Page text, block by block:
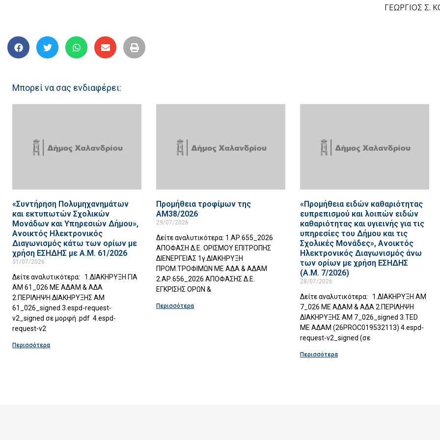
ΓΕΩΡΓΙΟΣ Σ.
Μπορεί να σας ενδιαφέρει:
«Συντήρηση Πολυμηχανημάτων
και εκτυπωτών Σχολικών
Μονάδων και Υπηρεσιών Δήμου»,
Ανοικτός Ηλεκτρονικός
Διαγωνισμός κάτω των ορίων με
χρήση ΕΣΗΔΗΣ με Α.Μ. 61/2026
31/07/2026
Δείτε αναλυτικότερα: 1.ΔΙΑΚΗΡΥΞΗ ΓΙΑ
ΑΜ 61_026 ΜΕ ΑΔΑΜ & ΑΔΑ
2.ΠΕΡΙΛΗΨΗ ΔΙΑΚΗΡΥΞΗΣ ΑΜ
61_026_signed 3.espd-request-
v2_signed σε μορφή .pdf 4.espd-
request-v2
Περισσότερα
Προμήθεια τροφίμων της
ΑΜ38/2026
29/07/2026
Δείτε αναλυτικότερα: 1.ΑΡ.655_2026
ΑΠΟΦΑΣΗ Δ.Ε. ΟΡΙΣΜΟΥ ΕΠΙΤΡΟΠΗΣ
ΔΙΕΝΕΡΓΕΙΑΣ 1γ.ΔΙΑΚΗΡΥΞΗ
ΠΡΟΜ.ΤΡΟΦΙΜΩΝ ΜΕ ΑΔΑ & ΑΔΑΜ
2.ΑΡ.656_2026 ΑΠΟΦΑΣΗΣ Δ.Ε.
ΕΓΚΡΙΣΗΣ ΟΡΩΝ &
Περισσότερα
«Προμήθεια ειδών καθαριότητας
ευπρεπισμού και λοιπών ειδών
καθαριότητας και υγιεινής για τις
υπηρεσίες του Δήμου και τις
Σχολικές Μονάδες», Ανοικτός
Ηλεκτρονικός Διαγωνισμός άνω
των ορίων με χρήση ΕΣΗΔΗΣ
(Α.Μ. 7/2026)
28/07/2026
Δείτε αναλυτικότερα: 1.ΔΙΑΚΗΡΥΞΗ ΑΜ
7_026 ΜΕ ΑΔΑΜ & ΑΔΑ 2.ΠΕΡΙΛΗΨΗ
ΔΙΑΚΗΡΥΞΗΣ ΑΜ 7_026_signed 3.TED
ΜΕ ΑΔΑΜ (26PROC019532113) 4.espd-
request-v2_signed (σε
Περισσότερα